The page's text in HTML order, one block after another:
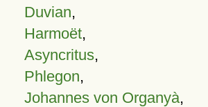
Duvian,
Harmoët,
Asyncritus,
Phlegon,
Johannes von Organyà,